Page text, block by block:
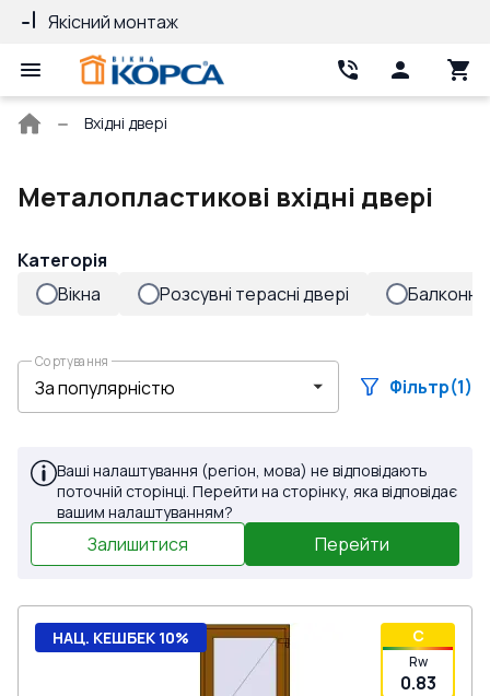
Якісний монтаж
Головна
Вхідні двері
Металопластикові вхідні двері
Категорія
Вікна
Розсувні терасні двері Балконні
Сортування
Фільтр(1)
Ваші налаштування (регіон, мова) не відповідають
поточній сторінці. Перейти на сторінку, яка відповідає
вашим налаштуванням?
Залишитися Перейти
C
Rw
0.83
НАЦ. КЕШБЕК 10%